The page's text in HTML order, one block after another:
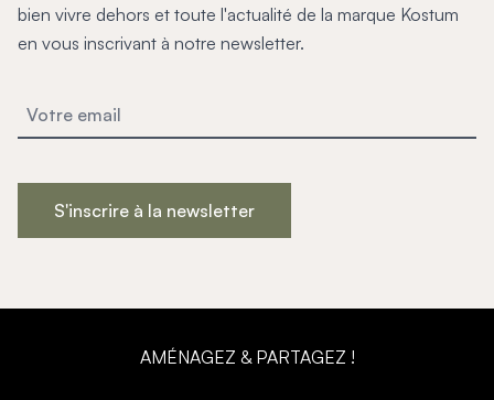
bien vivre dehors et toute l'actualité de la marque Kostum
en vous inscrivant à notre newsletter.
S'inscrire à la newsletter
AMÉNAGEZ & PARTAGEZ !